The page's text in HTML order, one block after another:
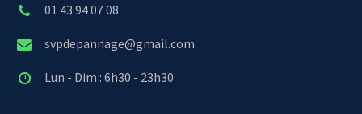
01 43 94 07 08
svpdepannage@gmail.com
Lun - Dim : 6h30 - 23h30